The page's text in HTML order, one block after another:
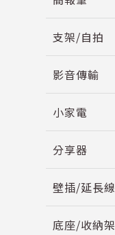
支架/自拍
影音傳輸
小家電
分享器
壁插/延長線
底座/收納架